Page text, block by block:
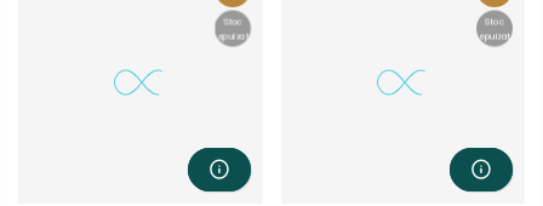
Stoc
epuizat
Stoc
epuizat